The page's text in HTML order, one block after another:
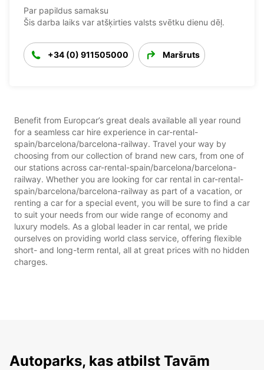
Par papildus samaksu
Šis darba laiks var atšķirties valsts svētku dienu dēļ.
+34 (0) 911505000 Maršruts
Benefit from Europcar’s great deals available all year round
for a seamless car hire experience in car-rental-
spain/barcelona/barcelona-railway. Travel your way by
choosing from our collection of brand new cars, from one of
our stations across car-rental-spain/barcelona/barcelona-
railway. Whether you are looking for car rental in car-rental-
spain/barcelona/barcelona-railway as part of a vacation, or
renting a car for a special event, you will be sure to find a car
to suit your needs from our wide range of economy and
luxury models. As a global leader in car rental, we pride
ourselves on providing world class service, offering flexible
short- and long-term rental, all at great prices with no hidden
charges.
Autoparks, kas atbilst Tavām